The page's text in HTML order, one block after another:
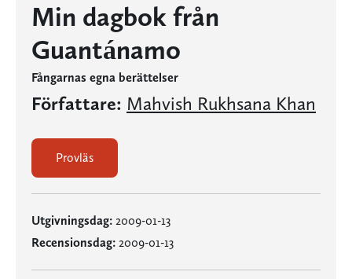
Min dagbok från
Guantánamo
Fångarnas egna berättelser
Författare: Mahvish Rukhsana Khan
Provläs
Utgivningsdag: 2009-01-13
Recensionsdag: 2009-01-13